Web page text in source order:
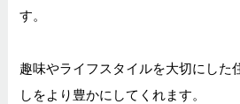
す。
趣味やライフスタイルを大切にした
しをより豊かにしてくれます。